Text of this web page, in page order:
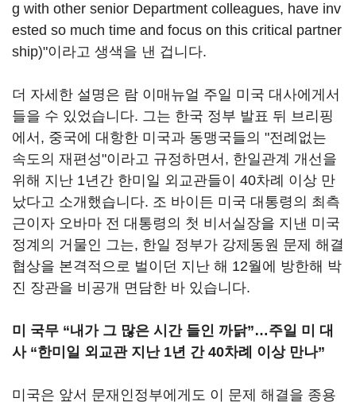
g with other senior Department colleagues, have inv
ested so much time and focus on this critical partner
ship)"이라고 생색을 낸 겁니다.
더 자세한 설명은 람 이매뉴얼 주일 미국 대사에게서
들을 수 있었습니다. 그는 한국 정부 발표 뒤 브리핑
에서, 중국에 대항한 미국과 동맹국들의 "전례없는
속도의 재편성"이라고 규정하면서, 한일관계 개선을
위해 지난 1년간 한미일 외교관들이 40차례 이상 만
났다고 소개했습니다. 조 바이든 미국 대통령의 최측
근이자 오바마 전 대통령의 첫 비서실장을 지낸 미국
정계의 거물인 그는, 한일 정부가 강제동원 문제 해결
협상을 본격적으로 벌이던 지난 해 12월에 방한해 박
진 장관을 비공개 면담한 바 있습니다.
미 국무 “내가 그 많은 시간 들인 까닭”…주일 미 대
사 “한미일 외교관 지난 1년 간 40차례 이상 만나”
미국은 앞서 문재인정부에게도 이 문제 해결을 종용